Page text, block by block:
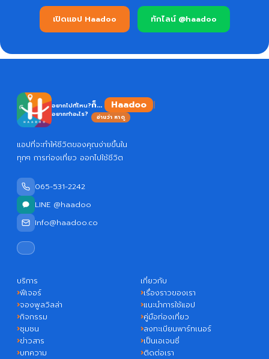
เปิดแอป Haadoo ทักไลน์ @haadoo
อยากไปที่ไหน?
อยากทำอะไร?
ก็... Ha
อ่านว่า หาดู
แอปที่จะทำให้ชีวิตของคุณง่ายขึ้นใน
ทุกๆ การท่องเที่ยว ออกไปใช้ชีวิต
065-531-2242
LINE @haadoo
Info@haadoo.co
บริการ
ฟีเจอร์
จองพูลวิลล่า
กิจกรรม
ชุมชน
ข่าวสาร
บทความ
เกี่ยวกับ
เรื่องราวของเรา
แนะนำการใช้แอป
คู่มือท่องเที่ยว
ลงทะเบียนพาร์ทเนอร์
เป็นเอเจนซี่
ติดต่อเรา